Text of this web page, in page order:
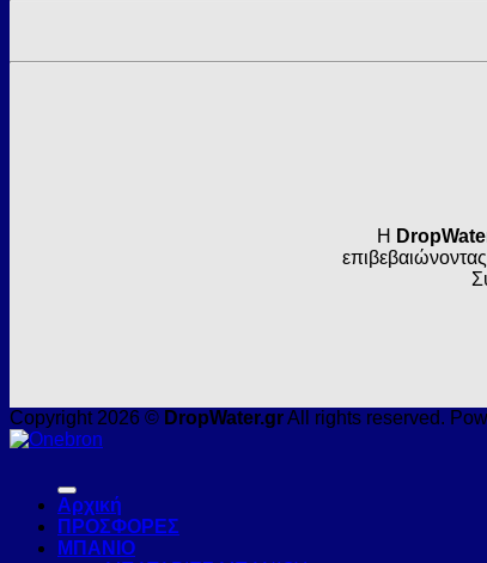
Η
Copyright 2026 © DropWater.grAll rights reserved.
Αρχική
ΠΡΟΣΦΟΡΕΣ
ΜΠΑΝΙΟ